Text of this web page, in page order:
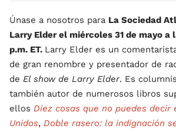
Únase a nosotros para La Sociedad
Larry Elder el miércoles 31 de mayo a
p.m. ET. Larry Elder es un
de gran renombre y presentador de
de El show de Larry Elder. Es
también autor de numerosos libros
ellos Diez cosas que no puedes decir
Unidos, Doble rasero: la indignación